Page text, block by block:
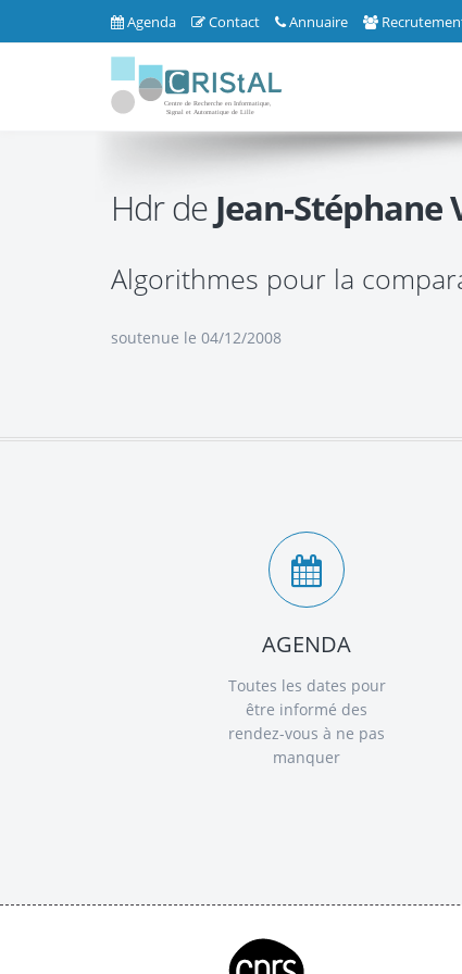
Agenda Contact Annuaire
Hdr de Jean-Stéphane
Algorithmes pour la
soutenue le 04/12/2008
AGENDA
Toutes les dates pour
être informé des
rendez-vous à ne pas
manquer